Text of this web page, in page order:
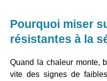
Pourquoi miser
résistantes à la
Quand la chaleur monte,
vite des signes de